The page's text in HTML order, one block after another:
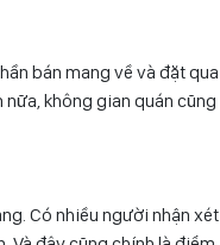
bán mang về và đặt qua
không gian quán cũng
Có nhiều người nhận xét